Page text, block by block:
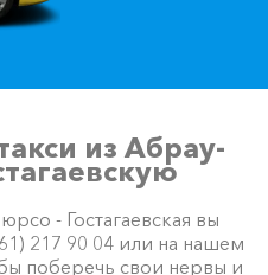
из Абрау-
- Гостагаевская вы
217 90 04 или на нашем
поберечь свои нервы и